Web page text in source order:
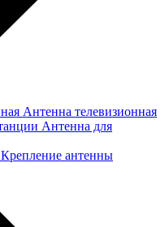
Антенна телевизионная
Антенна для
Крепление антенны